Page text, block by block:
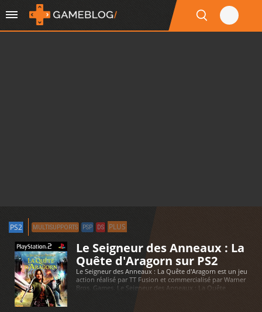
PS2 MULTISUPPORTS PSP DS PLUS
Le Seigneur des Anneaux : La
Quête d'Aragorn sur PS2
Le Seigneur des Anneaux : La Quête d'Aragorn est un jeu
action réalisé par TT Fusion et commercialisé par Warner
Bros. Games. Le Seigneur des Anneaux : La Quête